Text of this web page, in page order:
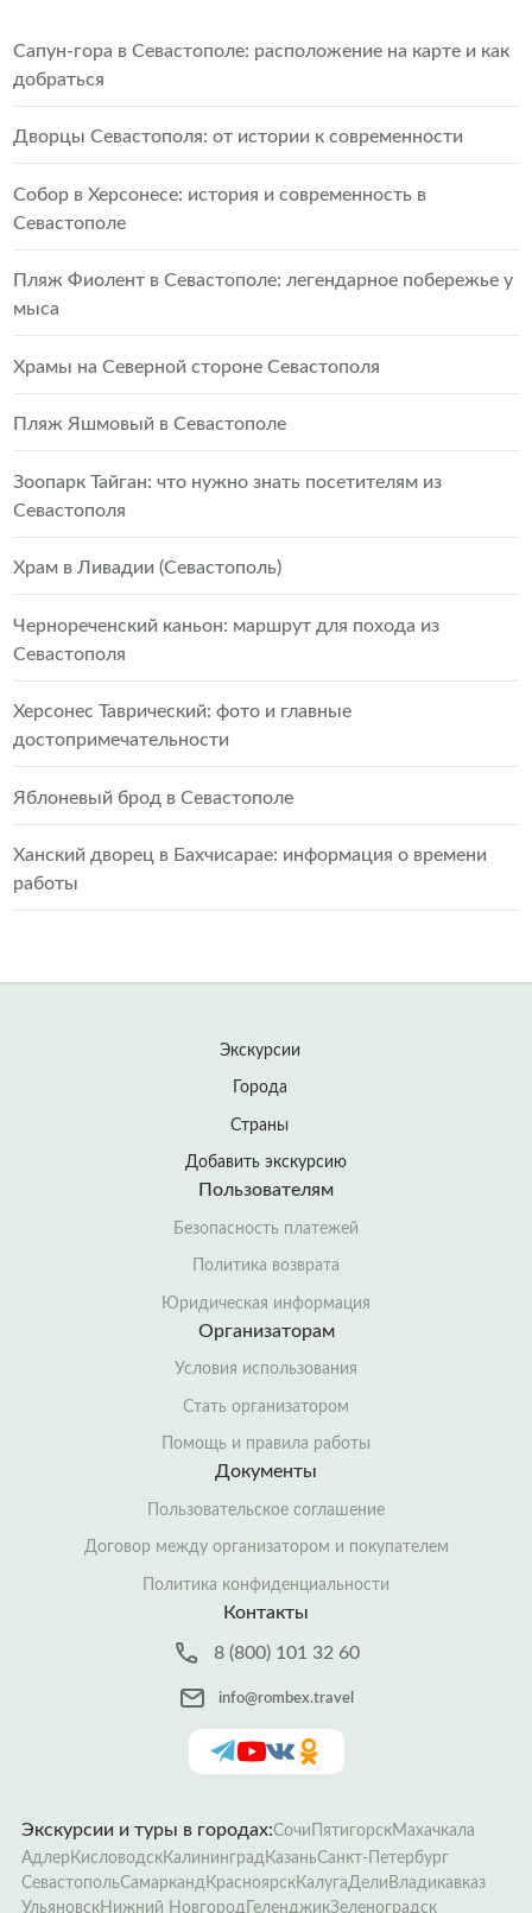
Сапун-гора в Севастополе: расположение на карте и как
добраться
Дворцы Севастополя: от истории к современности
Собор в Херсонесе: история и современность в
Севастополе
Пляж Фиолент в Севастополе: легендарное побережье у
мыса
Храмы на Северной стороне Севастополя
Пляж Яшмовый в Севастополе
Зоопарк Тайган: что нужно знать посетителям из
Севастополя
Храм в Ливадии (Севастополь)
Чернореченский каньон: маршрут для похода из
Севастополя
Херсонес Таврический: фото и главные
достопримечательности
Яблоневый брод в Севастополе
Ханский дворец в Бахчисарае: информация о времени
работы
Экскурсии
Города
Страны
Добавить экскурсию
Пользователям
Безопасность платежей
Политика возврата
Юридическая информация
Организаторам
Условия использования
Стать организатором
Помощь и правила работы
Документы
Пользовательское соглашение
Договор между организатором и покупателем
Политика конфиденциальности
Контакты
8 (800) 101 32 60
info@rombex.travel
Экскурсии и туры в городах:Сочи ПятигорскМахачкала
Адлер КисловодскКалининградКазаньСанкт-Петербург
СевастопольСамаркандКрасноярскКалугаДели Владикавказ
УльяновскНижний НовгородГеленджикЗеленоградск